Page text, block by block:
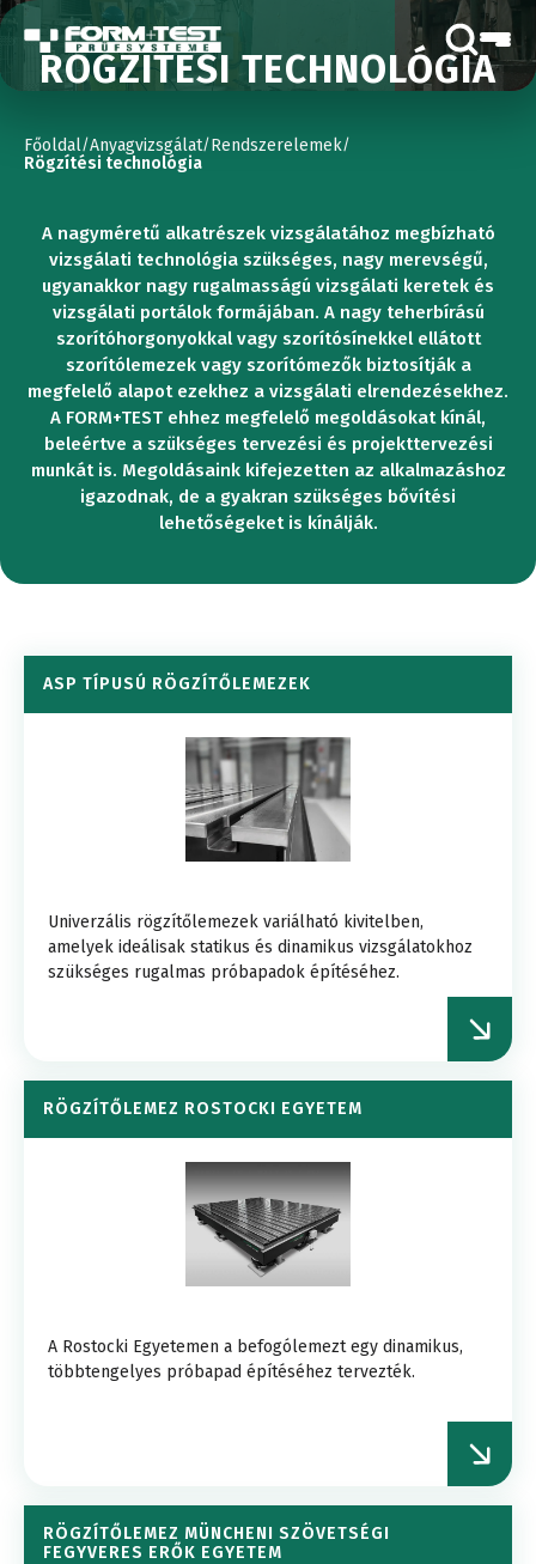
RÖGZÍTÉSI TECHNOLÓGIA
Főoldal/Anyagvizsgálat/Rendszerelemek/
Rögzítési technológia
A nagyméretű alkatrészek vizsgálatához megbízható
vizsgálati technológia szükséges, nagy merevségű,
ugyanakkor nagy rugalmasságú vizsgálati keretek és
vizsgálati portálok formájában. A nagy teherbírású
szorítóhorgonyokkal vagy szorítósínekkel ellátott
szorítólemezek vagy szorítómezők biztosítják a
megfelelő alapot ezekhez a vizsgálati elrendezésekhez.
A FORM+TEST ehhez megfelelő megoldásokat kínál,
beleértve a szükséges tervezési és projekttervezési
munkát is. Megoldásaink kifejezetten az alkalmazáshoz
igazodnak, de a gyakran szükséges bővítési
lehetőségeket is kínálják.
ASP TÍPUSÚ RÖGZÍTŐLEMEZEK
Univerzális rögzítőlemezek variálható kivitelben,
amelyek ideálisak statikus és dinamikus vizsgálatokhoz
szükséges rugalmas próbapadok építéséhez.
RÖGZÍTŐLEMEZ ROSTOCKI EGYETEM
A Rostocki Egyetemen a befogólemezt egy dinamikus,
többtengelyes próbapad építéséhez tervezték.
RÖGZÍTŐLEMEZ MÜNCHENI SZÖVETSÉGI
FEGYVERES ERŐK EGYETEM